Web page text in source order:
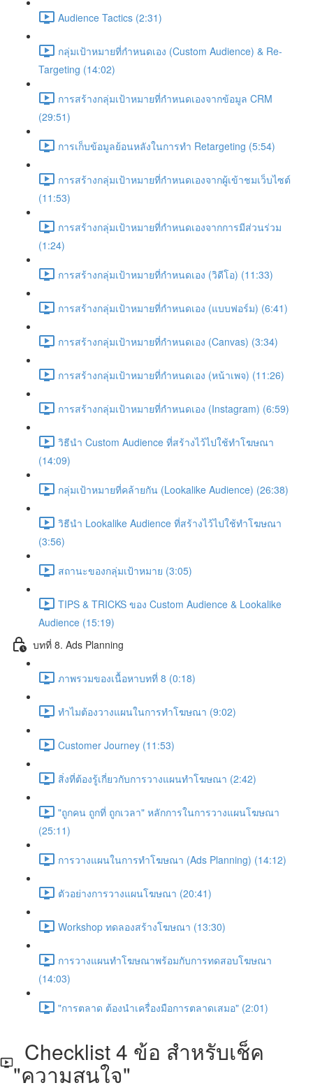
Audience Tactics (2:31)
กลุ่มเป้าหมายที่กำหนดเอง (Custom Audience) & Re-
Targeting (14:02)
การสร้างกลุ่มเป้าหมายที่กำหนดเองจากข้อมูล CRM
(29:51)
การเก็บข้อมูลย้อนหลังในการทำ Retargeting (5:54)
การสร้างกลุ่มเป้าหมายที่กำหนดเองจากผู้เข้าชมเว็บไซต์
(11:53)
การสร้างกลุ่มเป้าหมายที่กำหนดเองจากการมีส่วนร่วม
(1:24)
การสร้างกลุ่มเป้าหมายที่กำหนดเอง (วิดีโอ) (11:33)
การสร้างกลุ่มเป้าหมายที่กำหนดเอง (แบบฟอร์ม) (6:41)
การสร้างกลุ่มเป้าหมายที่กำหนดเอง (Canvas) (3:34)
การสร้างกลุ่มเป้าหมายที่กำหนดเอง (หน้าเพจ) (11:26)
การสร้างกลุ่มเป้าหมายที่กำหนดเอง (Instagram) (6:59)
วิธีนำ Custom Audience ที่สร้างไว้ไปใช้ทำโฆษณา
(14:09)
กลุ่มเป้าหมายที่คล้ายกัน (Lookalike Audience) (26:38)
วิธีนำ Lookalike Audience ที่สร้างไว้ไปใช้ทำโฆษณา
(3:56)
สถานะของกลุ่มเป้าหมาย (3:05)
TIPS & TRICKS ของ Custom Audience & Lookalike
Audience (15:19)
บทที่ 8. Ads Planning
ภาพรวมของเนื้อหาบทที่ 8 (0:18)
ทำไมต้องวางแผนในการทำโฆษณา (9:02)
Customer Journey (11:53)
สิ่งที่ต้องรู้เกี่ยวกับการวางแผนทำโฆษณา (2:42)
"ถูกคน ถูกที่ ถูกเวลา" หลักการในการวางแผนโฆษณา
(25:11)
การวางแผนในการทำโฆษณา (Ads Planning) (14:12)
ตัวอย่างการวางแผนโฆษณา (20:41)
Workshop ทดลองสร้างโฆษณา (13:30)
การวางแผนทำโฆษณาพร้อมกับการทดสอบโฆษณา
(14:03)
"การตลาด ต้องนำเครื่องมือการตลาดเสมอ" (2:01)
Checklist 4 ข้อ สำหรับเช็ค
"ความสนใจ"